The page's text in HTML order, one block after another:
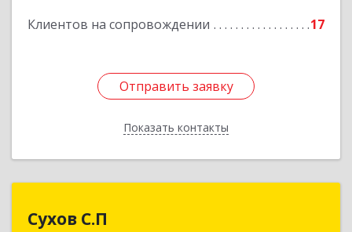
Клиентов на сопровождении 17
Отправить заявку
Показать контакты
Отправить заявку
Назад
Сухов С.П